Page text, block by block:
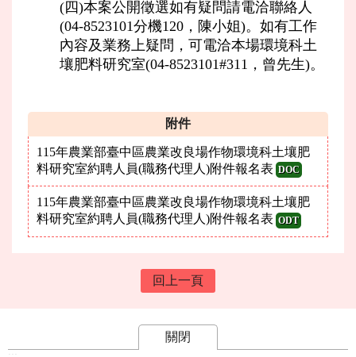
(四)本案公開徵選如有疑問請電洽聯絡人
(04-8523101分機120，陳小姐)。如有工作
內容及業務上疑問，可電洽本場環境科土
壤肥料研究室(04-8523101#311，曾先生)。
附件
115年農業部臺中區農業改良場作物環境科土壤肥
料研究室約聘人員(職務代理人)附件報名表 DOC
115年農業部臺中區農業改良場作物環境科土壤肥
料研究室約聘人員(職務代理人)附件報名表 ODT
回上一頁
關閉